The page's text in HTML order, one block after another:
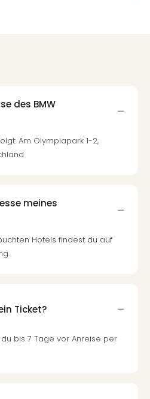
des BMW
Am Olympiapark 1-2,
meines
Hotels findest du auf
Ticket?
bis 7 Tage vor Anreise per